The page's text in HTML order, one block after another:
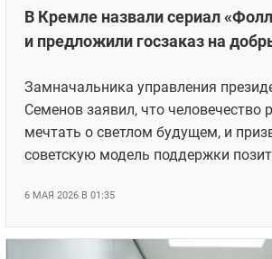
В Кремле назвали сериал
и предложили госзаказ на
Замначальника управления
Семенов заявил, что человечество
мечтать о светлом будущем, и
советскую модель поддержки
6 МАЯ 2026 В 01:35